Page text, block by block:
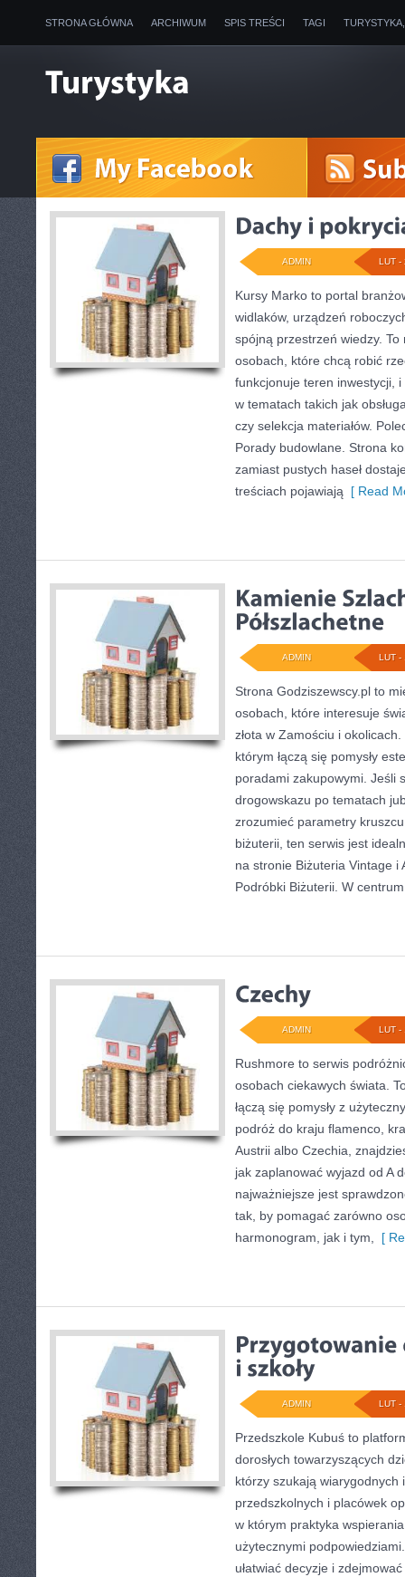
STRONA GŁÓWNA ARCHIWUM SPIS TREŚCI TAGI
LUT -
ADMIN
Kursy Marko to portal
widlaków, urządzeń
spójną przestrzeń wiedzy.
osobach, które chcą robić
funkcjonuje teren inwestycji,
w tematach takich jak
czy selekcja materiałów.
Porady budowlane. Strona
zamiast pustych haseł
treściach pojawiają [ Read
LUT -
ADMIN
Strona Godziszewscy.pl to
osobach, które interesuje
złota w Zamościu i
którym łączą się pomysły
poradami zakupowymi. Jeśli
drogowskazu po tematach
zrozumieć parametry
biżuterii, ten serwis jest
na stronie Biżuteria Vintage i
Podróbki Biżuterii. W centrum
LUT -
ADMIN
Rushmore to serwis
osobach ciekawych świata.
łączą się pomysły z
podróż do kraju flamenco,
Austrii albo Czechia,
jak zaplanować wyjazd od A
najważniejsze jest
tak, by pomagać zarówno
harmonogram, jak i tym,
[
LUT -
ADMIN
Przedszkole Kubuś to
dorosłych towarzyszących
którzy szukają
przedszkolnych i placówek
w którym praktyka
użytecznymi
ułatwiać decyzje i